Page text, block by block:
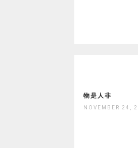
物是人非
NOVEMBER 24,